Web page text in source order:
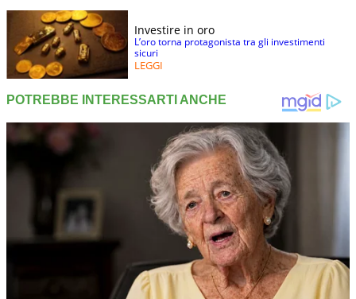
Investire in oro
L’oro torna protagonista tra gli investimenti
sicuri
LEGGI